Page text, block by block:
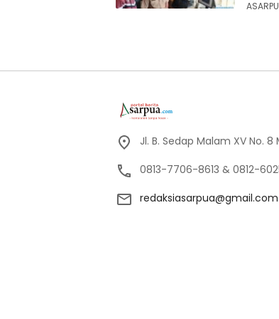
Jl. B. Sedap Malam XV No.
0813-7706-8613 & 0812-
redaksiasarpua@gmail.com